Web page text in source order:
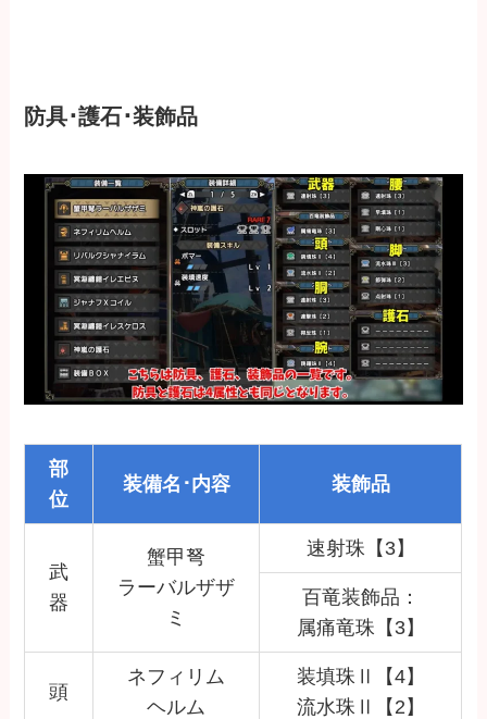
防具･護石･装飾品
部
位
装備名･内容 装飾品
武
器
蟹甲弩
ラーバルザザ
ミ
速射珠【3】
百竜装飾品：
属痛竜珠【3】
頭
ネフィリム
ヘルム
装填珠Ⅱ【4】
流水珠Ⅱ【2】